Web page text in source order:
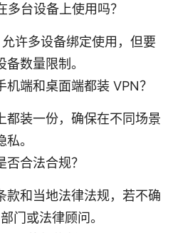
台设备上使用吗？
许多设备绑定使用，但要
数量限制。
端和桌面端都装 VPN？
都装一份，确保在不同场景
。
合法合规？
款和当地法律法规，若不确
门或法律顾问。